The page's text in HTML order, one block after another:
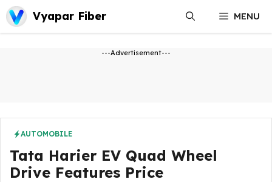
Skip
to
content
Vyapar Fiber MENU
---Advertisement---
AUTOMOBILE
Tata Harier EV Quad Wheel
Drive Features Price